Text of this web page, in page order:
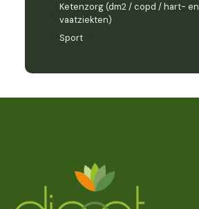
Ketenzorg (dm2 / copd / hart- en
vaatziekten)
Sport